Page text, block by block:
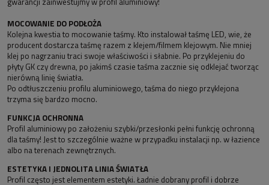
MOCOWANIE DO PODŁOŻA
Kolejna kwestia to mocowanie taśmy. Kto instalował taśmę LED, wie, że
producent dostarcza taśmę razem z klejem/filmem klejowym. Nie mniej
klej po nagrzaniu traci swoje właściwości i słabnie. Po przyklejeniu do
płyty GK czy drewna, po jakimś czasie taśma zacznie się odklejać tworząc
nierówną linię światła.
Po odtłuszczeniu profilu aluminiowego, taśma do niego przyklejona
trzyma się bardzo mocno.
FUNKCJA OCHRONNA
Profil aluminiowy po założeniu szybki/przesłonki pełni funkcję ochronną
dla taśmy! Jest to szczególnie ważne w przypadku instalacji np. w łazience
albo na terenach zewnętrznych.
ESTETYKA I JEDNOLITA LINIA ŚWIATŁA
Profil często jest elementem estetyki. Ładnie dobrany profil i dobrze